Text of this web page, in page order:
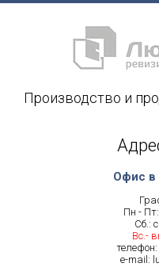
Производство и
Офис в
Пн -
Сб.:
Вс.-
телефон:
e-mail: